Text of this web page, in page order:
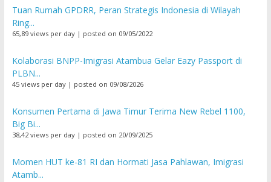
Tuan Rumah GPDRR, Peran Strategis Indonesia di Wilayah
Ring...
65,89 views per day| posted on 09/05/2022
Kolaborasi BNPP-Imigrasi Atambua Gelar Eazy Passport di
PLBN...
45 views per day| posted on 09/08/2026
Konsumen Pertama di Jawa Timur Terima New Rebel 1100,
Big Bi...
38,42 views per day| posted on 20/09/2025
Momen HUT ke-81 RI dan Hormati Jasa Pahlawan, Imigrasi
Atamb...